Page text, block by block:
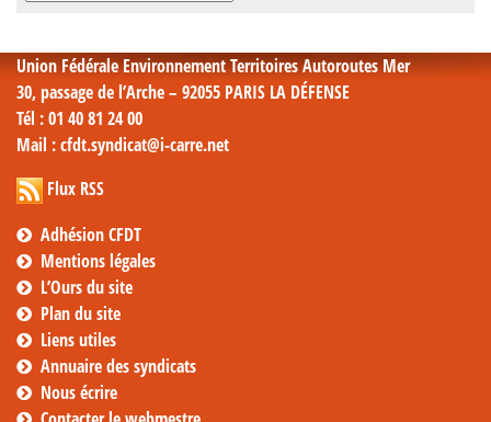
Union Fédérale Environnement Territoires Autoroutes Mer
30, passage de l’Arche – 92055 PARIS LA DÉFENSE
Tél : 01 40 81 24 00
Mail : cfdt.syndicat@i-carre.net
Flux RSS
Adhésion CFDT
Mentions légales
L’Ours du site
Plan du site
Liens utiles
Annuaire des syndicats
Nous écrire